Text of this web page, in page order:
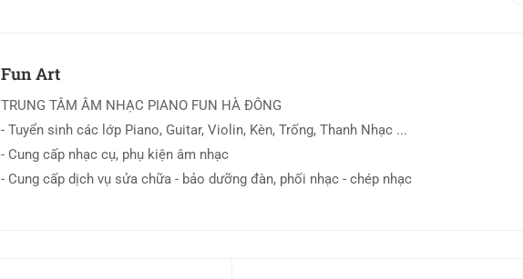
Fun Art
TRUNG TÂM ÂM NHẠC PIANO FUN HÀ ĐÔNG
- Tuyển sinh các lớp Piano, Guitar, Violin, Kèn, Trống, Thanh Nhạc ...
- Cung cấp nhạc cụ, phụ kiện âm nhạc
- Cung cấp dịch vụ sửa chữa - bảo dưỡng đàn, phối nhạc - chép nhạc